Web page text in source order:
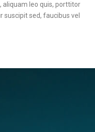
aliquam leo quis, porttitor
suscipit sed, faucibus vel